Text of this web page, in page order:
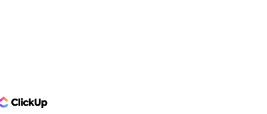
Logo